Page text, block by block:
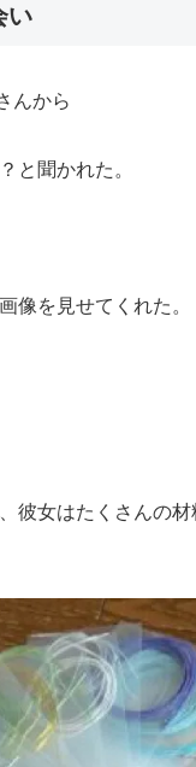
い
んから
と聞かれた。
像を見せてくれた。
彼女はたくさんの